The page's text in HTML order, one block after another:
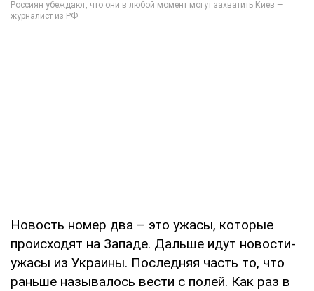
Новость номер два – это ужасы, которые
происходят на Западе. Дальше идут новости-
ужасы из Украины. Последняя часть то, что
раньше называлось вести с полей. Как раз в